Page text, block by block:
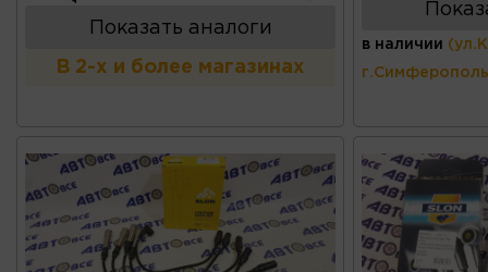
Показать аналоги
В 2-х и более магазинах
в наличии